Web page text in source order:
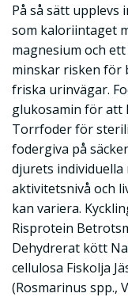
På så sätt upplevs
som kaloriintaget
magnesium och
minskar risken för
friska urinvägar.
glukosamin för att
Torrfoder för
fodergiva på
djurets individuella
aktivitetsnivå och
kan variera.
Risprotein
Dehydrerat kött
cellulosa Fiskolja
(Rosmarinus spp.,